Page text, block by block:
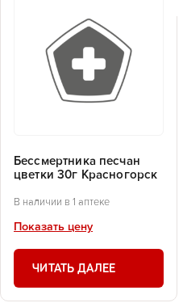
Бессмертника песчан
цветки 30г Красногорск
В наличии в 1 аптеке
Показать цену
ЧИТАТЬ ДАЛЕЕ